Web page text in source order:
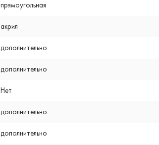
прямоугольная
акрил
дополнительно
дополнительно
Нет
дополнительно
дополнительно